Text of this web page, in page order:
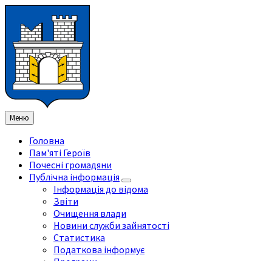
змісту
ліву
бічну
панель
праву
бічну
панель
нижнього
колонтитула
Меню
Головна
Пам'яті Героїв
Почесні громадяни
Публічна інформація
Інформація до відома
Звіти
Очищення влади
Новини служби зайнятості
Статистика
Податкова інформує